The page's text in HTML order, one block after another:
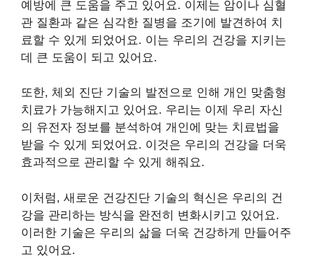
예방에 큰 도움을 주고 있어요. 이제는 암이나 심혈
관 질환과 같은 심각한 질병을 조기에 발견하여 치
료할 수 있게 되었어요. 이는 우리의 건강을 지키는
데 큰 도움이 되고 있어요.
또한, 체외 진단 기술의 발전으로 인해 개인 맞춤형
치료가 가능해지고 있어요. 우리는 이제 우리 자신
의 유전자 정보를 분석하여 개인에 맞는 치료법을
받을 수 있게 되었어요. 이것은 우리의 건강을 더욱
효과적으로 관리할 수 있게 해줘요.
이처럼, 새로운 건강진단 기술의 혁신은 우리의 건
강을 관리하는 방식을 완전히 변화시키고 있어요.
이러한 기술은 우리의 삶을 더욱 건강하게 만들어주
고 있어요.